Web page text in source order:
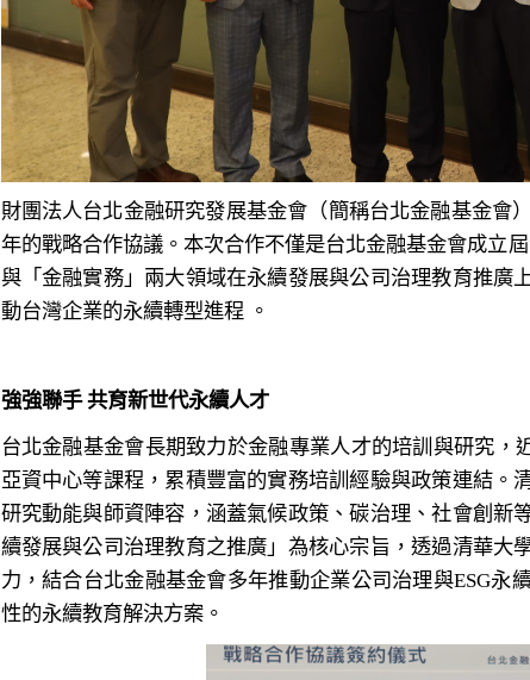
財團法人台北金融研究發展基金會（簡稱台北金融基金會
年的戰略合作協議。本次合作不僅是台北金融基金會成立
與「金融實務」兩大領域在永續發展與公司治理教育推廣
動台灣企業的永續轉型進程 。
強強聯手 共育新世代永續人才
台北金融基金會長期致力於金融專業人才的培訓與研究，
亞資中心等課程，累積豐富的實務培訓經驗與政策連結。
研究動能與師資陣容，涵蓋氣候政策、碳治理、社會創新
續發展與公司治理教育之推廣」為核心宗旨，透過清華大
力，結合台北金融基金會多年推動企業公司治理與ESG
性的永續教育解決方案。